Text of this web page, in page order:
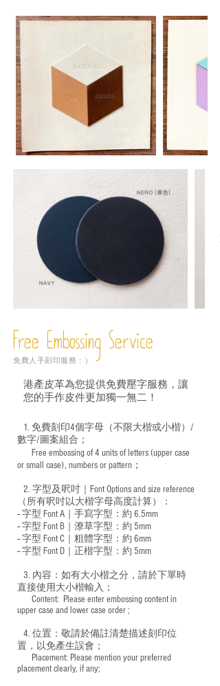
Free Embossing Service
免費人手刻印服務：）
港產皮革為您提供免費壓字服務，讓
您的手作皮件更加獨一無二！
1. 免費刻印4個字母（不限大楷或小楷）/
數字/圖案組合；
Free embossing of 4 units of letters (upper case
or small case), numbers or pattern；
2. 字型及呎吋｜ Font Options and size reference
（所有呎吋以大楷字母高度計算）：
-- 字型 Font A｜手寫字型：約 6.5mm
-- 字型 Font B｜潦草字型： 約 5mm
-- 字型 Font C｜粗體字型：約 6mm
-- 字型 Font D｜正楷字型： 約 5mm
3. 內容：如有大小楷之分，請於下單時
直接使用大小楷輸入；
​ Content: Please enter embossing content in
upper case and lower case order ;
4. 位置：敬請於備註清楚描述刻印位
置，以免產生誤會；
​ Placement: Please mention your preferred
placement clearly, if any;